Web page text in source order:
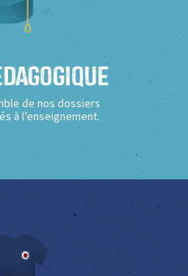
de nos dossiers
à l’enseignement.